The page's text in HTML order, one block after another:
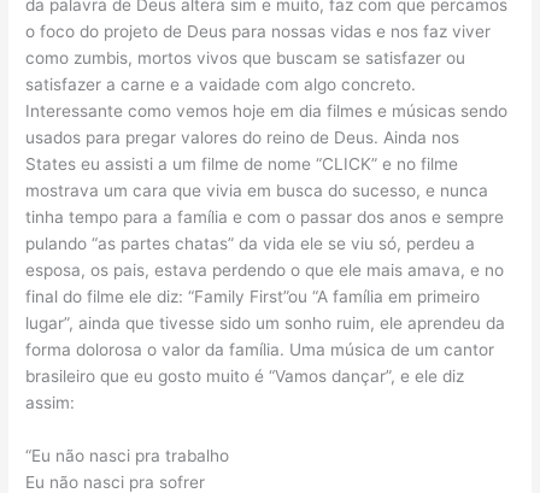
da palavra de Deus altera sim e muito, faz com que percamos
o foco do projeto de Deus para nossas vidas e nos faz viver
como zumbis, mortos vivos que buscam se satisfazer ou
satisfazer a carne e a vaidade com algo concreto.
Interessante como vemos hoje em dia filmes e músicas sendo
usados para pregar valores do reino de Deus. Ainda nos
States eu assisti a um filme de nome “CLICK” e no filme
mostrava um cara que vivia em busca do sucesso, e nunca
tinha tempo para a família e com o passar dos anos e sempre
pulando “as partes chatas” da vida ele se viu só, perdeu a
esposa, os pais, estava perdendo o que ele mais amava, e no
final do filme ele diz: “Family First”ou “A família em primeiro
lugar”, ainda que tivesse sido um sonho ruim, ele aprendeu da
forma dolorosa o valor da família. Uma música de um cantor
brasileiro que eu gosto muito é “Vamos dançar”, e ele diz
assim:
“Eu não nasci pra trabalho
Eu não nasci pra sofrer